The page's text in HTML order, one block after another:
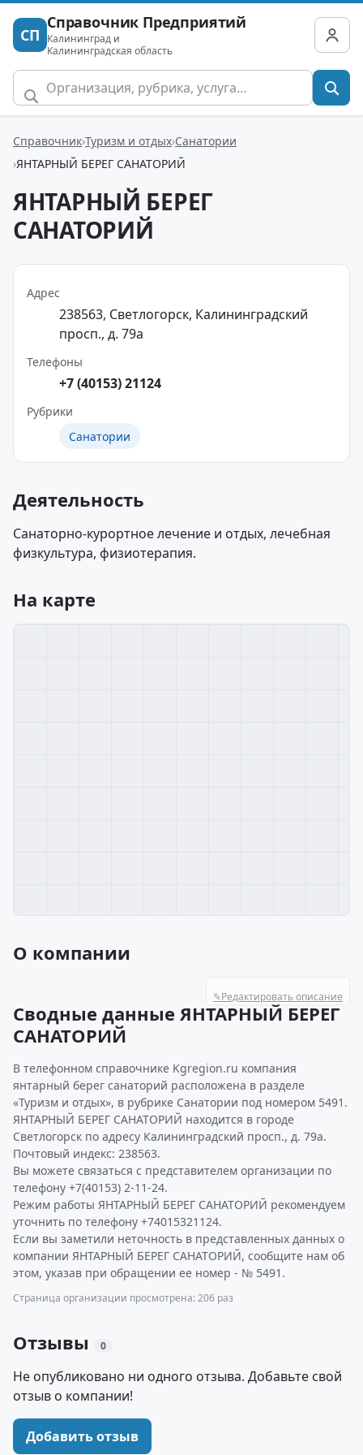
СП
Справочник Предприятий
Калининград и
Калининградская область
Справочник Туризм и отдых Санатории
ЯНТАРНЫЙ БЕРЕГ САНАТОРИЙ
ЯНТАРНЫЙ БЕРЕГ
САНАТОРИЙ
Адрес
238563, Светлогорск, Калининградский
просп., д. 79а
Телефоны
+7 (40153) 21124
Рубрики
Санатории
Деятельность
Санаторно-курортное лечение и отдых, лечебная
физкультура, физиотерапия.
На карте
О компании
✎Редактировать описание
Сводные данные ЯНТАРНЫЙ БЕРЕГ
САНАТОРИЙ
В телефонном справочнике Kgregion.ru компания
янтарный берег санаторий расположена в разделе
«Туризм и отдых», в рубрике Санатории под номером 5491.
ЯНТАРНЫЙ БЕРЕГ САНАТОРИЙ находится в городе
Светлогорск по адресу Калининградский просп., д. 79а.
Почтовый индекс: 238563.
Вы можете связаться с представителем организации по
телефону +7(40153) 2-11-24.
Режим работы ЯНТАРНЫЙ БЕРЕГ САНАТОРИЙ рекомендуем
уточнить по телефону +74015321124.
Если вы заметили неточность в представленных данных о
компании ЯНТАРНЫЙ БЕРЕГ САНАТОРИЙ, сообщите нам об
этом, указав при обращении ее номер - № 5491.
Страница организации просмотрена: 206 раз
Отзывы 0
Не опубликовано ни одного отзыва. Добавьте свой
отзыв о компании!
Добавить отзыв